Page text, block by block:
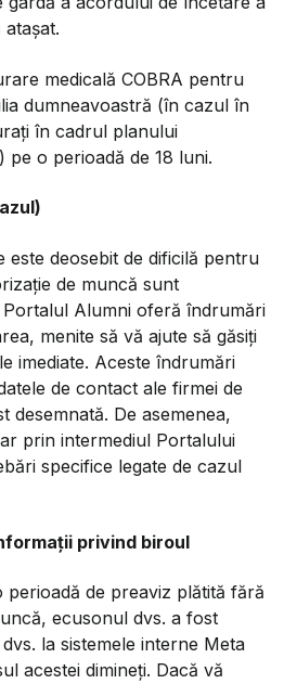
medicală COBRA pentru
dumneavoastră (în cazul în
în cadrul planului
pe o perioadă de 18 luni.
este deosebit de dificilă pentru
de muncă sunt
Alumni oferă îndrumări
menite să vă ajute să găsiți
imediate. Aceste îndrumări
de contact ale firmei de
desemnată. De asemenea,
prin intermediul Portalului
specifice legate de cazul
privind biroul
de preaviz plătită fără
ecusonul dvs. a fost
la sistemele interne Meta
acestei dimineți. Dacă vă